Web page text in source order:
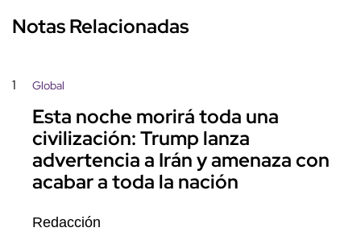
Notas Relacionadas
1 Global
Esta noche morirá toda una
civilización: Trump lanza
advertencia a Irán y amenaza con
acabar a toda la nación
Redacción